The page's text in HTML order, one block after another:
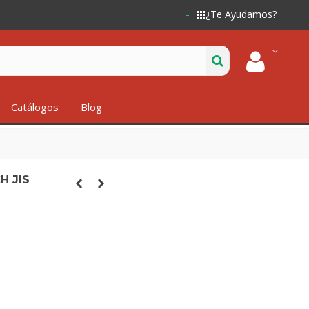
¿Te Ayudamos?
Catálogos Blog
JIS